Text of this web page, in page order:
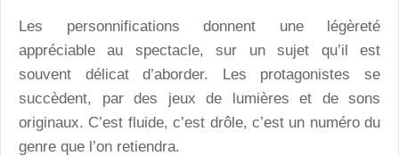
Les personnifications donnent une légèreté
appréciable au spectacle, sur un sujet qu’il est
souvent délicat d’aborder. Les protagonistes se
succèdent, par des jeux de lumières et de sons
originaux. C’est fluide, c’est drôle, c’est un numéro du
genre que l’on retiendra.